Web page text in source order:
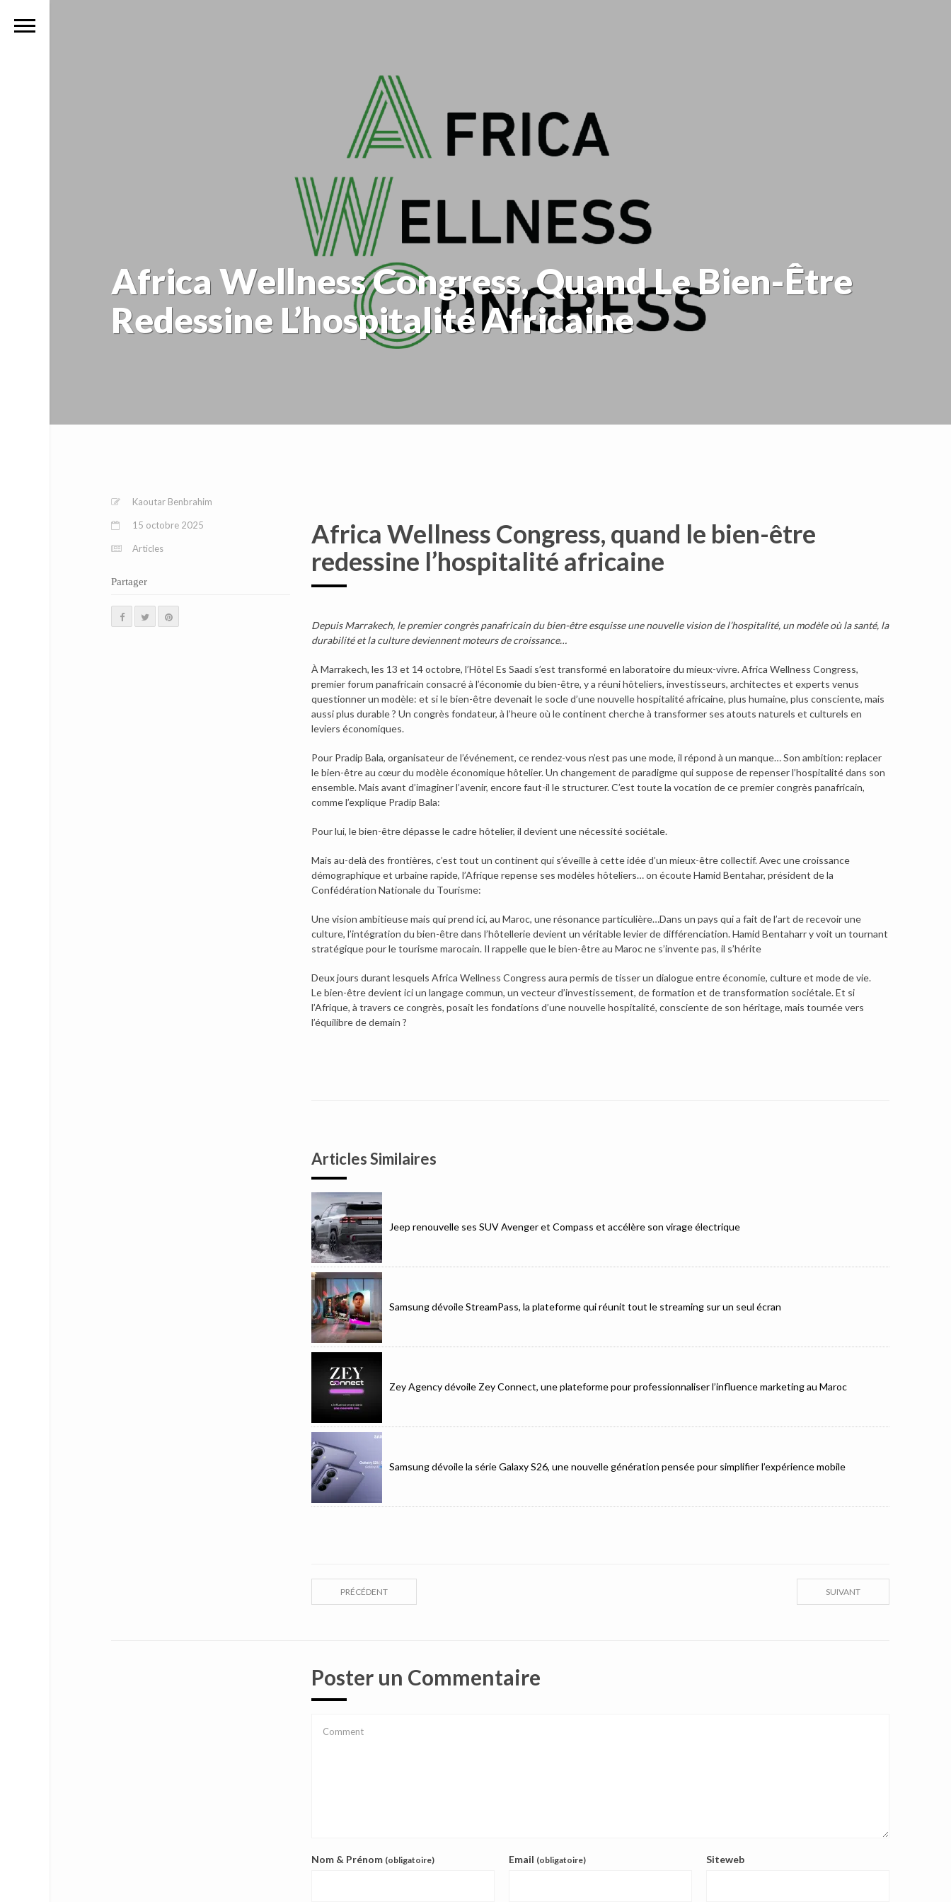
Africa Wellness Congress, Quand Le Bien-Être
Redessine L’hospitalité Africaine
Kaoutar Benbrahim
15 octobre 2025
Articles
Partager
Africa Wellness Congress, quand le bien-être
redessine l’hospitalité africaine
Depuis Marrakech, le premier congrès panafricain du bien-être esquisse une nouvelle vision de l’hospitalité, un modèle où la santé, la
durabilité et la culture deviennent moteurs de croissance…
À Marrakech, les 13 et 14 octobre, l’Hôtel Es Saadi s’est transformé en laboratoire du mieux-vivre. Africa Wellness Congress,
premier forum panafricain consacré à l’économie du bien-être, y a réuni hôteliers, investisseurs, architectes et experts venus
questionner un modèle: et si le bien-être devenait le socle d’une nouvelle hospitalité africaine, plus humaine, plus consciente, mais
aussi plus durable ? Un congrès fondateur, à l’heure où le continent cherche à transformer ses atouts naturels et culturels en
leviers économiques.
Pour Pradip Bala, organisateur de l’événement, ce rendez-vous n’est pas une mode, il répond à un manque… Son ambition: replacer
le bien-être au cœur du modèle économique hôtelier. Un changement de paradigme qui suppose de repenser l’hospitalité dans son
ensemble. Mais avant d’imaginer l’avenir, encore faut-il le structurer. C’est toute la vocation de ce premier congrès panafricain,
comme l’explique Pradip Bala:
Pour lui, le bien-être dépasse le cadre hôtelier, il devient une nécessité sociétale.
Mais au-delà des frontières, c’est tout un continent qui s’éveille à cette idée d’un mieux-être collectif. Avec une croissance
démographique et urbaine rapide, l’Afrique repense ses modèles hôteliers… on écoute Hamid Bentahar, président de la
Confédération Nationale du Tourisme:
Une vision ambitieuse mais qui prend ici, au Maroc, une résonance particulière…Dans un pays qui a fait de l’art de recevoir une
culture, l’intégration du bien-être dans l’hôtellerie devient un véritable levier de différenciation. Hamid Bentaharr y voit un tournant
stratégique pour le tourisme marocain. Il rappelle que le bien-être au Maroc ne s’invente pas, il s’hérite
Deux jours durant lesquels Africa Wellness Congress aura permis de tisser un dialogue entre économie, culture et mode de vie.
Le bien-être devient ici un langage commun, un vecteur d’investissement, de formation et de transformation sociétale. Et si
l’Afrique, à travers ce congrès, posait les fondations d’une nouvelle hospitalité, consciente de son héritage, mais tournée vers
l’équilibre de demain ?
Articles Similaires
Jeep renouvelle ses SUV Avenger et Compass et accélère son virage électrique
Samsung dévoile StreamPass, la plateforme qui réunit tout le streaming sur un seul écran
Zey Agency dévoile Zey Connect, une plateforme pour professionnaliser l’influence marketing au Maroc
Samsung dévoile la série Galaxy S26, une nouvelle génération pensée pour simplifier l’expérience mobile
SUIVANT
PRÉCÉDENT
Poster un Commentaire
Nom & Prénom (obligatoire) Email (obligatoire) Siteweb